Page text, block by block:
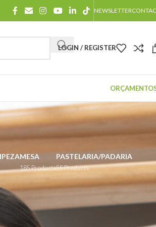
NEWSLETTER
LOGIN / REGISTER
MESA
185 Products
PASTELARIA/PADARIA
55 Products
18 24